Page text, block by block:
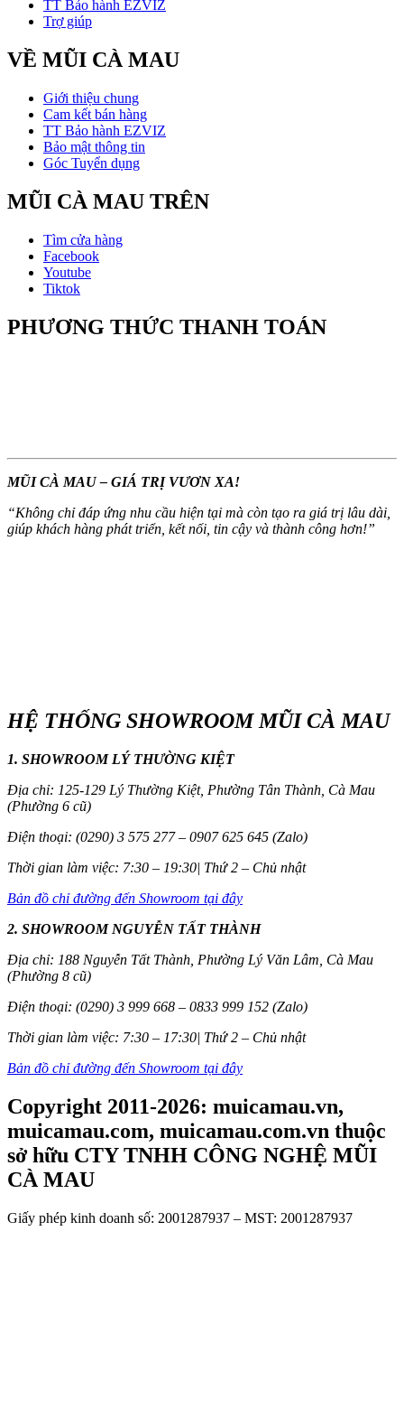
TT Bảo hành EZVIZ
Trợ giúp
VỀ MŨI CÀ MAU
Giới thiệu chung
Cam kết bán hàng
TT Bảo hành EZVIZ
Bảo mật thông tin
Góc Tuyển dụng
MŨI CÀ MAU TRÊN
Tìm cửa hàng
Facebook
Youtube
Tiktok
PHƯƠNG THỨC THANH TOÁN
MŨI CÀ MAU – GIÁ TRỊ VƯƠN XA!
“Không chỉ đáp ứng nhu cầu hiện tại mà còn tạo ra giá trị lâu dài,
giúp khách hàng phát triển, kết nối, tin cậy và thành công hơn!”
HỆ THỐNG SHOWROOM MŨI CÀ MAU
1. SHOWROOM LÝ THƯỜNG KIỆT
Địa chỉ: 125-129 Lý Thường Kiệt, Phường Tân Thành, Cà Mau
(Phường 6 cũ)
Điện thoại: (0290) 3 575 277 – 0907 625 645 (Zalo)
Thời gian làm việc: 7:30 – 19:30| Thứ 2 – Chủ nhật
Bản đồ chỉ đường đến Showroom tại đây
2. SHOWROOM NGUYỄN TẤT THÀNH
Địa chỉ: 188 Nguyễn Tất Thành, Phường Lý Văn Lâm, Cà Mau
(Phường 8 cũ)
Điện thoại: (0290) 3 999 668 – 0833 999 152 (Zalo)
Thời gian làm việc: 7:30 – 17:30| Thứ 2 – Chủ nhật
Bản đồ chỉ đường đến Showroom tại đây
Copyright 2011-2026: muicamau.vn,
muicamau.com, muicamau.com.vn thuộc
sở hữu CTY TNHH CÔNG NGHỆ MŨI
CÀ MAU
Giấy phép kinh doanh số: 2001287937 – MST: 2001287937